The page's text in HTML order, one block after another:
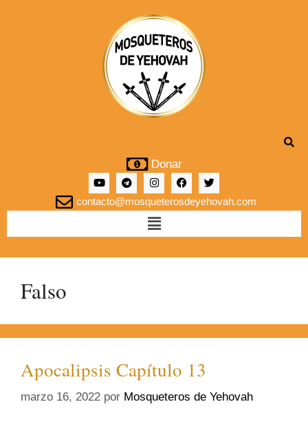
Donar
contacto@mosqueterosdeyehovah.com
Falso
Apocalipsis Capítulo 13
marzo 16, 2022 por Mosqueteros de Yehovah